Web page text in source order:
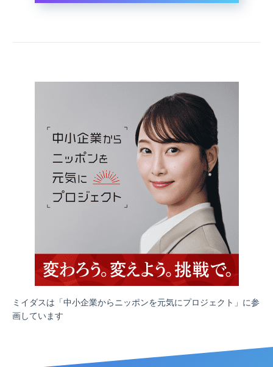
ミイダスは「中小企業からニッポンを元気にプロジェクト」に参
画しています